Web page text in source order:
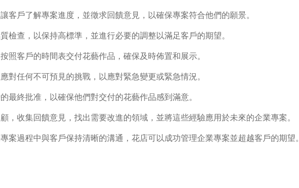
客戶了解專案進度，並徵求回饋意見，以確保專案符合他們的願景。
檢查，以保持高標準，並進行必要的調整以滿足客戶的期望。
照客戶的時間表交付花藝作品，確保及時佈置和展示。
對任何不可預見的挑戰，以應對緊急變更或緊急情況。
最終批准，以確保他們對交付的花藝作品感到滿意。
，收集回饋意見，找出需要改進的領域，並將這些經驗應用於未來的企業專案。
案過程中與客戶保持清晰的溝通，花店可以成功管理企業專案並超越客戶的期望。